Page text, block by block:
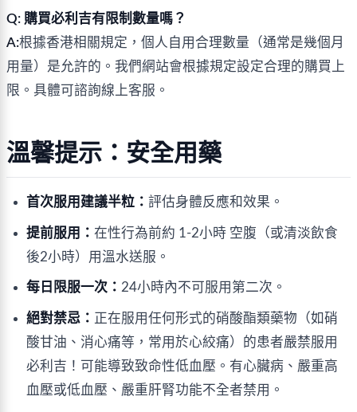
Q: 購買必利吉有限制數量嗎？
A:根據香港相關規定，個人自用合理數量（通常是幾個月
用量）是允許的。我們網站會根據規定設定合理的購買上
限。具體可諮詢線上客服。
溫馨提示：安全用藥
首次服用建議半粒：評估身體反應和效果。
提前服用：在性行為前約 1-2小時 空腹（或清淡飲食
後2小時）用溫水送服。
每日限服一次： 24小時內不可服用第二次。
絕對禁忌： 正在服用任何形式的硝酸酯類藥物（如硝
酸甘油、消心痛等，常用於心絞痛）的患者嚴禁服用
必利吉！可能導致致命性低血壓。有心臟病、嚴重高
血壓或低血壓、嚴重肝腎功能不全者禁用。